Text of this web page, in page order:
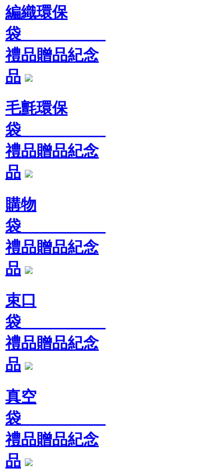
編織環保
袋
禮品贈品紀念
品
毛氈環保
袋
禮品贈品紀念
品
購物
袋
禮品贈品紀念
品
束口
袋
禮品贈品紀念
品
真空
袋
禮品贈品紀念
品